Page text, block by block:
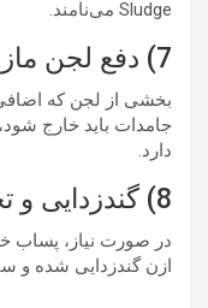
Sludge می‌نامند.
7) دفع لجن مازاد
بخشی از لجن که
جامدات باید خارج شود،
دارد.
8) گندزدایی و تخلیه یا استفاده مجدد
ازن گندزدایی شده و